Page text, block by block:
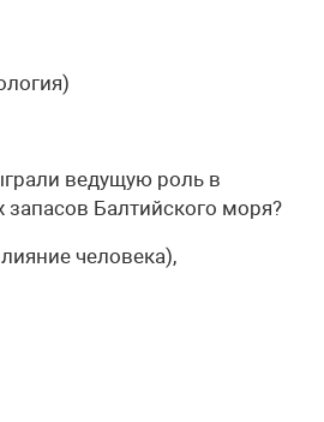
ведущую роль в
Балтийского моря?
человека),